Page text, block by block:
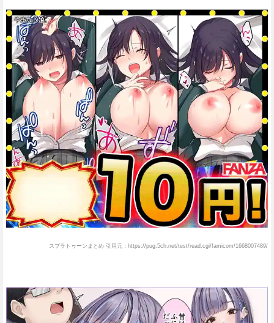
スプラトゥーンまとめ 引用元：https://pug.5ch.net/test/read.cgi/famicom/1668007489/